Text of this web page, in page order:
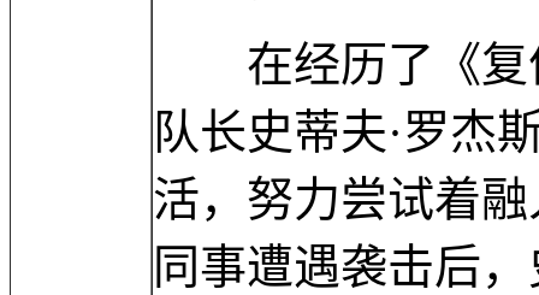
在经历了《复
队长史蒂夫·罗杰
活，努力尝试着
同事遭遇袭击后